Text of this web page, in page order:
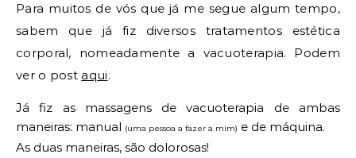
Para muitos de vós que já me segue algum tempo,
sabem que já fiz diversos tratamentos estética
corporal, nomeadamente a vacuoterapia. Podem
ver o postaqui.
Já fiz as massagens de vacuoterapia de ambas
maneiras: manual (uma pessoa a fazer a mim) e de máquina.
As duas maneiras, são dolorosas!